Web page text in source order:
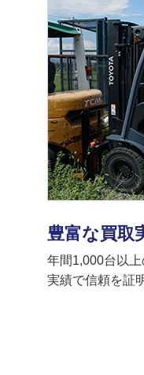
豊富な買取
年間1,000台以上
実績で信頼を証